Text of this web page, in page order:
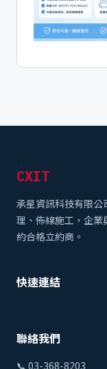
CXIT
承星資訊科技有限
理、佈線施工，企
約合格立約商。
快速連結
聯絡我們
📞 03-368-8203